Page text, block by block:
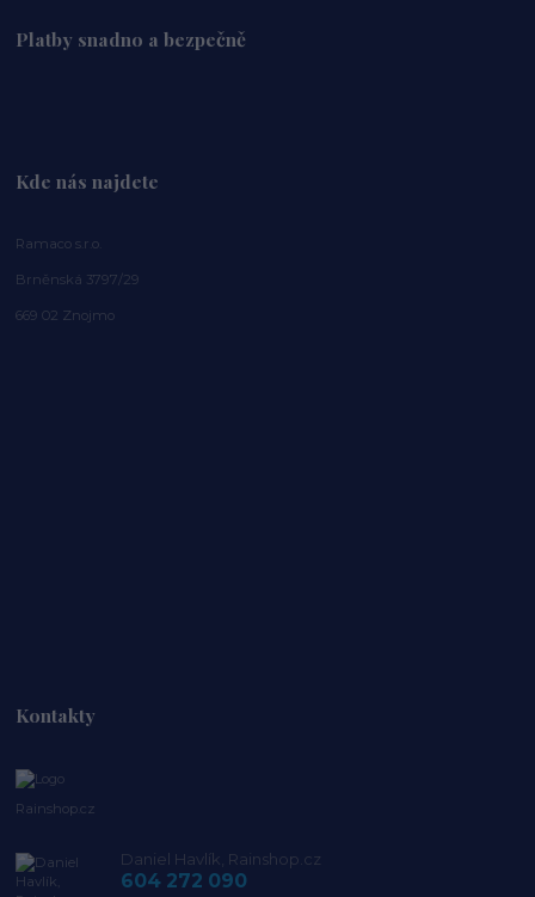
Platby snadno a bezpečně
Kde nás najdete
Ramaco s.r.o.
Brněnská 3797/29
669 02 Znojmo
Kontakty
Rainshop.cz
Daniel Havlík, Rainshop.cz
604 272 090